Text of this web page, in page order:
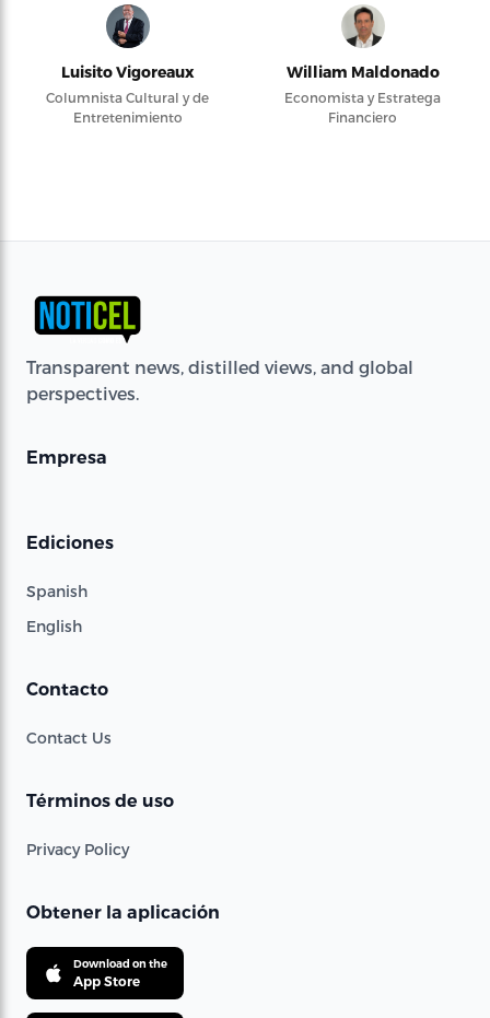
Luisito Vigoreaux
Columnista Cultural y de
Entretenimiento
William Maldonado
Economista y Estratega
Financiero
Transparent news, distilled views, and global
perspectives.
Empresa
Ediciones
Spanish
English
Contacto
Contact Us
Términos de uso
Privacy Policy
Obtener la aplicación
Download on the
App Store